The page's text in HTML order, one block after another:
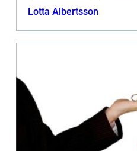
som helst. Fr&arin...
Lotta Albertsson